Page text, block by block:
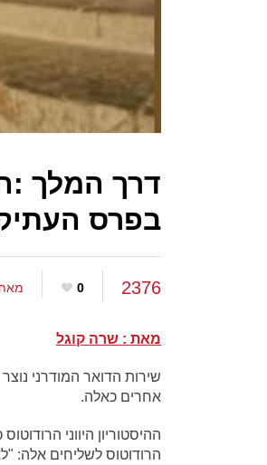
דרך המלך
בפרס
2376
0
מאת : שרה קוגל
אחרים כאלה.
ההיסטוריון היווני
הרודוטוס לשליחים